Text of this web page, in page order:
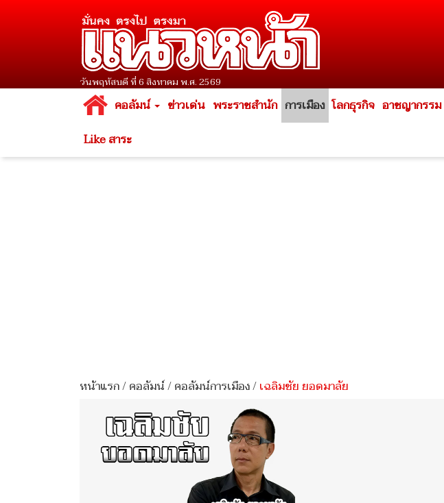
วันพฤหัสบดี ที่ 6 สิงหาคม พ.ศ. 2569
คอลัมน์ ข่าวเด่น พระราชสำนัก การเมือง โลกธุรกิจ อาชญากรรม
Like สาระ
หน้าแรก/คอลัมน์/คอลัมน์การเมือง/เฉลิมชัย ยอดมาลัย